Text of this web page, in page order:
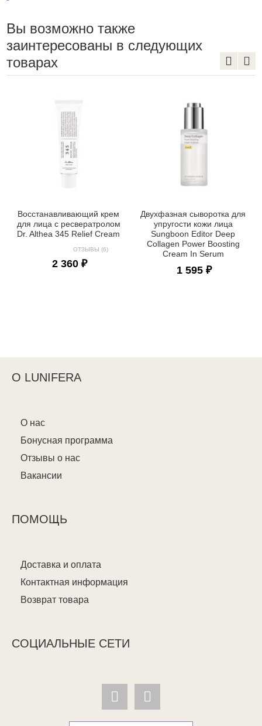
Вы возможно также
заинтересованы в следующих
товарах
Восстанавливающий крем
для лица с ресвератролом
Dr. Althea 345 Relief Cream
ОТЗЫВЫ (6)
2 360 ₽
Двухфазная сыворотка для
упругости кожи лица
Sungboon Editor Deep
Collagen Power Boosting
Cream In Serum
1 595 ₽
О LUNIFERA
О нас
Бонусная программа
Отзывы о нас
Вакансии
ПОМОЩЬ
Доставка и оплата
Контактная информация
Возврат товара
СОЦИАЛЬНЫЕ СЕТИ